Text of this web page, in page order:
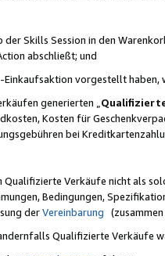
Skills Session in den
abschließt; und
vorgestellt haben,
generierten „
Kosten für
bei
Verkäufe nicht als
Bedingungen,
derVereinbarung (zusammen
Qualifizierte Verkäufe